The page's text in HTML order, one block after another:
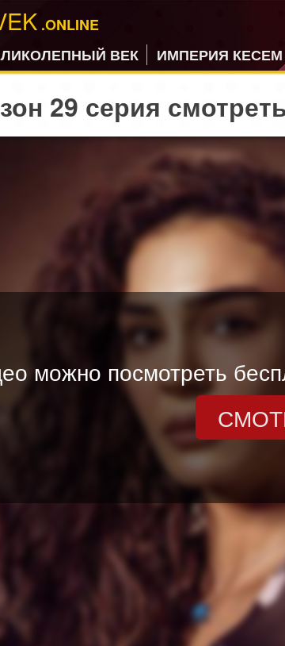
.ONLINE
ВЕК
ИМПЕРИЯ КЕСЕМ
29 серия
можно посмотреть